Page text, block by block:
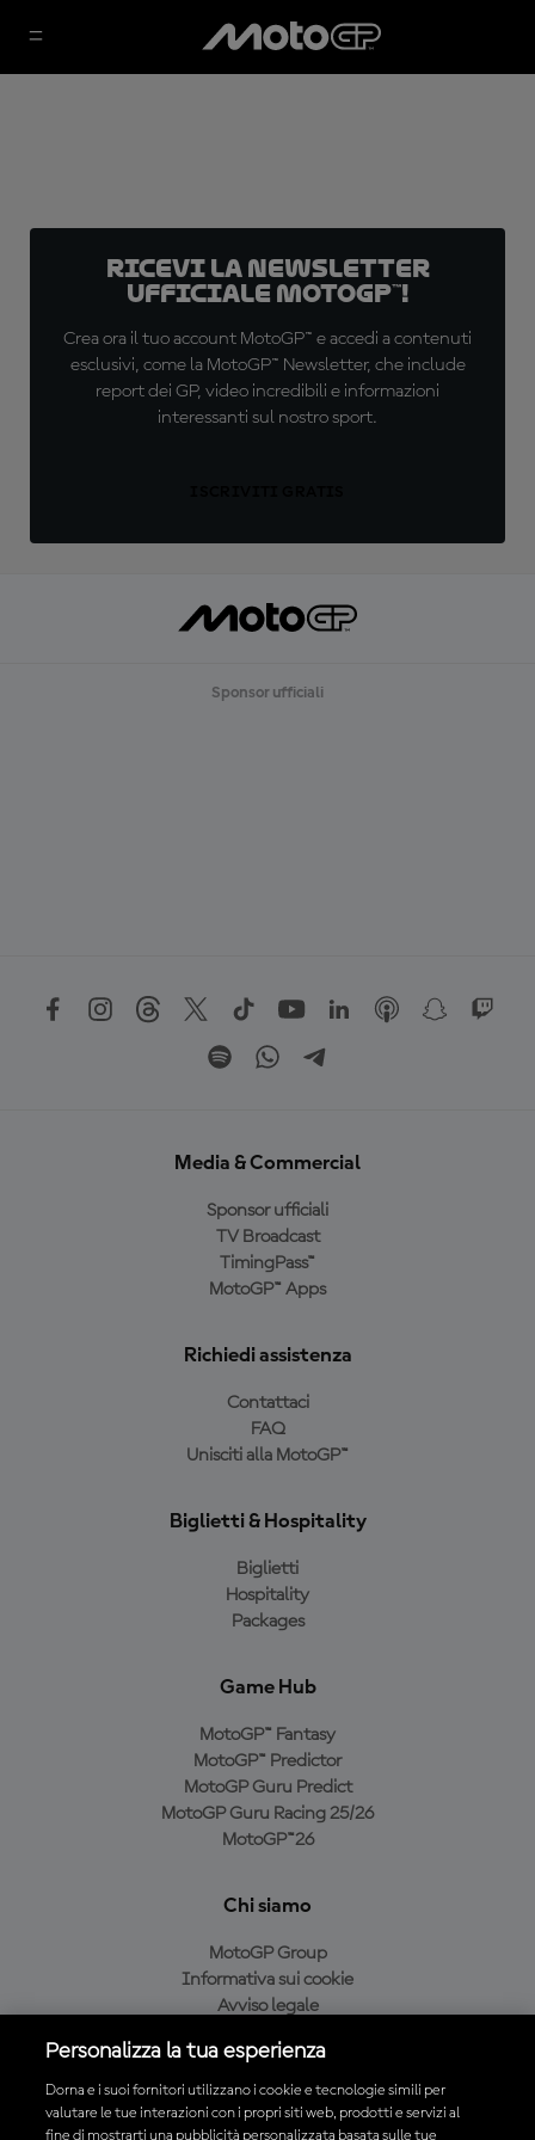
Ricevi la newsletter
ufficiale MotoGP™!
Crea ora il tuo account MotoGP™ e accedi a contenuti
esclusivi, come la MotoGP™ Newsletter, che include
report dei GP, video incredibili e informazioni
interessanti sul nostro sport.
Sponsor ufficiali
Media & Commercial
Sponsor ufficiali
TV Broadcast
TimingPass™
MotoGP™ Apps
Richiedi assistenza
Contattaci
FAQ
Unisciti alla MotoGP™
Biglietti & Hospitality
Biglietti
Hospitality
Packages
Game Hub
MotoGP™ Fantasy
MotoGP™ Predictor
MotoGP Guru Predict
MotoGP Guru Racing 25/26
MotoGP™26
Chi siamo
MotoGP Group
Informativa sui cookie
Avviso legale
Condizioni di acquisto
Personalizza la tua esperienza
Dorna e i suoi fornitori utilizzano i cookie e tecnologie simili per
valutare le tue interazioni con i propri siti web, prodotti e servizi al
fine di mostrarti una pubblicità personalizzata basata sulle tue